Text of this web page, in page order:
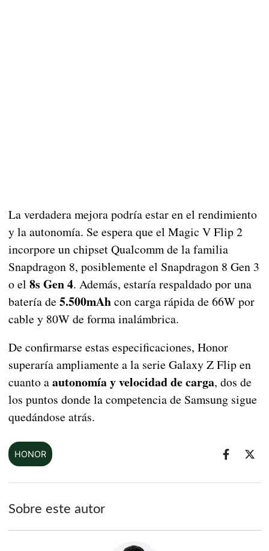
La verdadera mejora podría estar en el rendimiento
y la autonomía. Se espera que el Magic V Flip 2
incorpore un chipset Qualcomm de la familia
Snapdragon 8, posiblemente el Snapdragon 8 Gen 3
o el 8s Gen 4. Además, estaría respaldado por una
batería de 5.500mAhcon carga rápida de 66W por
cable y 80W de forma inalámbrica.
De confirmarse estas especificaciones, Honor
superaría ampliamente a la serie Galaxy Z Flip en
cuanto aautonomía y velocidad de carga, dos de
los puntos donde la competencia de Samsung sigue
quedándose atrás.
HONOR
Sobre este autor